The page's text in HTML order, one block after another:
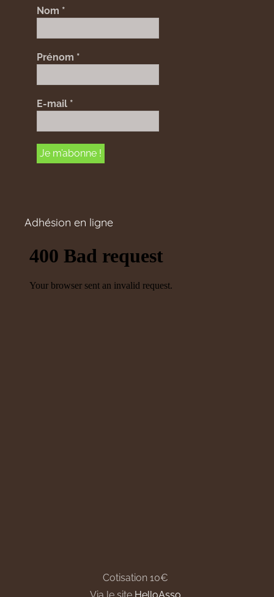
Nom *
Prénom *
E-mail *
Adhésion en ligne
Cotisation 10€